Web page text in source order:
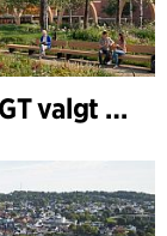
C.F. Møller Architects og VOGT valgt til å forme fremtidens Hamburg-Altona